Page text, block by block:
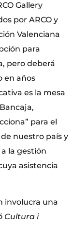
Gallery
por ARCO y
Valenciana
para
pero deberá
en años
es la mesa
para el
nuestro país y
la gestión
asistencia
involucra una
Cultura i